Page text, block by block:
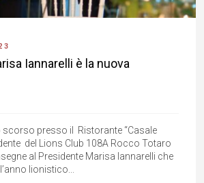
Iannarelli è la nuova
scorso presso il Ristorante “Casale
del Lions Club 108A Rocco Totaro
al Presidente Marisa Iannarelli che
lionistico...